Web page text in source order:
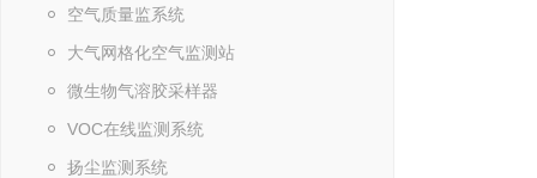
空气质量监系统
大气网格化空气监测站
微生物气溶胶采样器
VOC在线监测系统
扬尘监测系统